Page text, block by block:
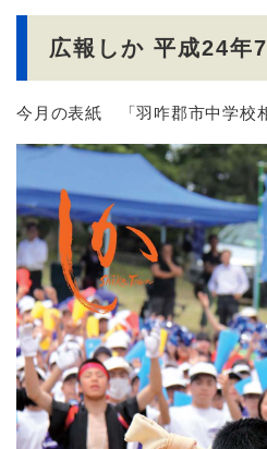
広報しか 平成24年
今月の表紙 「羽咋郡市中学校